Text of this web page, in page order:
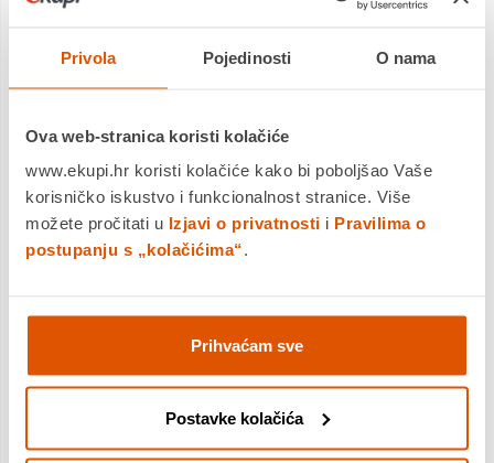
Privola Pojedinosti O nama
Ova web-stranica koristi kolačiće
www.ekupi.hr koristi kolačiće kako bi poboljšao Vaše
korisničko iskustvo i funkcionalnost stranice. Više
možete pročitati u Izjavi o privatnosti i Pravilima o
postupanju s „kolačićima“.
Prihvaćam sve
Postavke kolačića
Također, omogućuje bešumni rad za
udobniju atmosferu i miran san. Bio
filter i ionizator uklanjaju zagađivala i
čistim. Takav zrak je vrlo povoljan za
osobe osjetljive na nečistoću zraka i
za osobe koje imaju probleme s
alergijama. Unutarnja jedinica ima
funkciju samočišćenja, nastavlja s